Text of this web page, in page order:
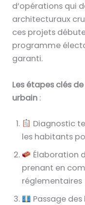
d’opérations qui
architecturaux
ces projets
programme
garanti.
Les étapes clés
urbain :
Diagnostic
les habitants
Élaboration
prenant en
réglementaires
Passage